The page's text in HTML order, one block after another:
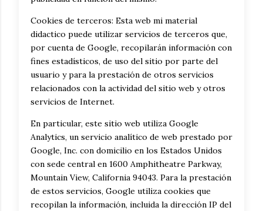
Cookies de terceros: Esta web mi material
didactico puede utilizar servicios de terceros que,
por cuenta de Google, recopilarán información con
fines estadísticos, de uso del sitio por parte del
usuario y para la prestación de otros servicios
relacionados con la actividad del sitio web y otros
servicios de Internet.
En particular, este sitio web utiliza Google
Analytics, un servicio analítico de web prestado por
Google, Inc. con domicilio en los Estados Unidos
con sede central en 1600 Amphitheatre Parkway,
Mountain View, California 94043. Para la prestación
de estos servicios, Google utiliza cookies que
recopilan la información, incluida la dirección IP del